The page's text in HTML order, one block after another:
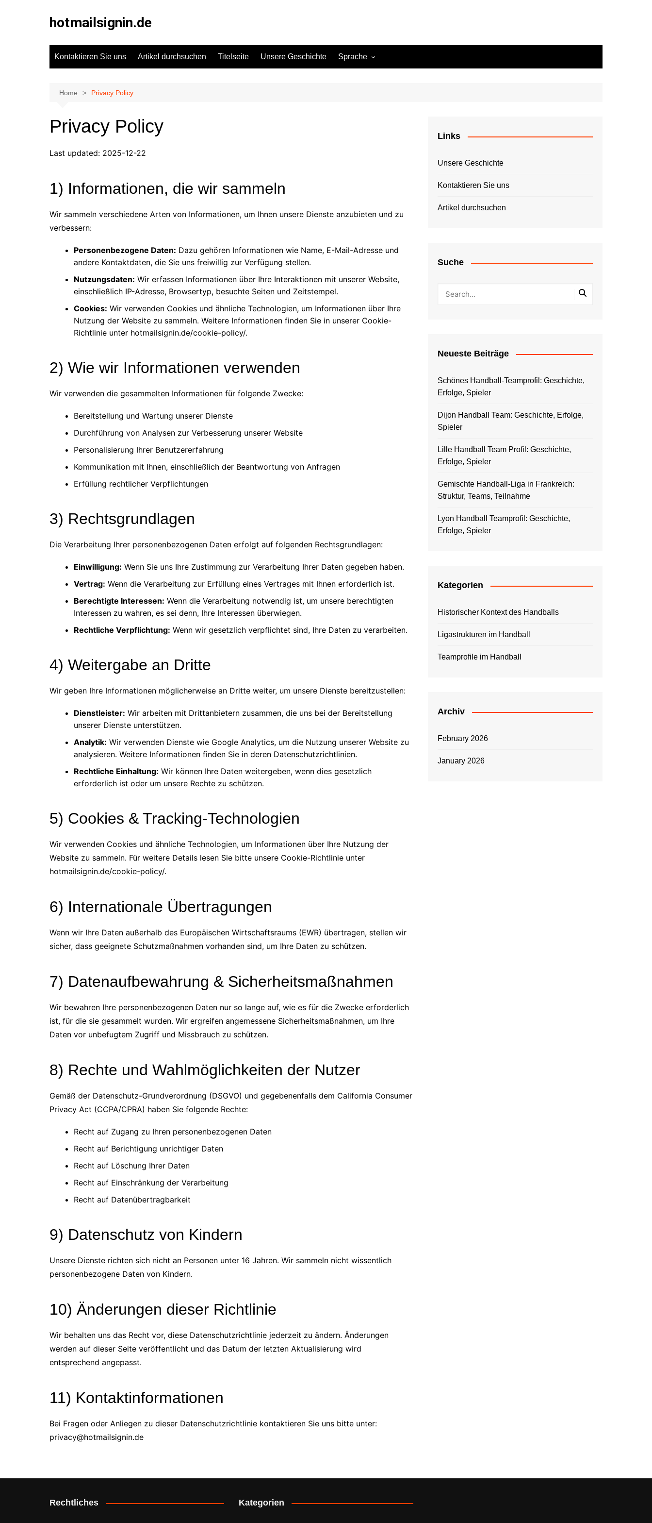
hotmailsignin.de
Kontaktieren Sie uns Artikel durchsuchen Titelseite Unsere Geschichte Sprache
Polish (PL)
Swedish (SE)
Norwegian (NO)
Home Privacy Policy
Privacy Policy
Last updated: 2025-12-22
1) Informationen, die wir sammeln
Wir sammeln verschiedene Arten von Informationen, um Ihnen unsere Dienste anzubieten und zu
verbessern:
Personenbezogene Daten: Dazu gehören Informationen wie Name, E-Mail-Adresse und
andere Kontaktdaten, die Sie uns freiwillig zur Verfügung stellen.
Nutzungsdaten: Wir erfassen Informationen über Ihre Interaktionen mit unserer Website,
einschließlich IP-Adresse, Browsertyp, besuchte Seiten und Zeitstempel.
Cookies: Wir verwenden Cookies und ähnliche Technologien, um Informationen über Ihre
Nutzung der Website zu sammeln. Weitere Informationen finden Sie in unserer Cookie-
Richtlinie unter hotmailsignin.de/cookie-policy/.
2) Wie wir Informationen verwenden
Wir verwenden die gesammelten Informationen für folgende Zwecke:
Bereitstellung und Wartung unserer Dienste
Durchführung von Analysen zur Verbesserung unserer Website
Personalisierung Ihrer Benutzererfahrung
Kommunikation mit Ihnen, einschließlich der Beantwortung von Anfragen
Erfüllung rechtlicher Verpflichtungen
3) Rechtsgrundlagen
Die Verarbeitung Ihrer personenbezogenen Daten erfolgt auf folgenden Rechtsgrundlagen:
Einwilligung: Wenn Sie uns Ihre Zustimmung zur Verarbeitung Ihrer Daten gegeben haben.
Vertrag: Wenn die Verarbeitung zur Erfüllung eines Vertrages mit Ihnen erforderlich ist.
Berechtigte Interessen: Wenn die Verarbeitung notwendig ist, um unsere berechtigten
Interessen zu wahren, es sei denn, Ihre Interessen überwiegen.
Rechtliche Verpflichtung: Wenn wir gesetzlich verpflichtet sind, Ihre Daten zu verarbeiten.
4) Weitergabe an Dritte
Wir geben Ihre Informationen möglicherweise an Dritte weiter, um unsere Dienste bereitzustellen:
Dienstleister: Wir arbeiten mit Drittanbietern zusammen, die uns bei der Bereitstellung
unserer Dienste unterstützen.
Analytik: Wir verwenden Dienste wie Google Analytics, um die Nutzung unserer Website zu
analysieren. Weitere Informationen finden Sie in deren Datenschutzrichtlinien.
Rechtliche Einhaltung: Wir können Ihre Daten weitergeben, wenn dies gesetzlich
erforderlich ist oder um unsere Rechte zu schützen.
5) Cookies & Tracking-Technologien
Wir verwenden Cookies und ähnliche Technologien, um Informationen über Ihre Nutzung der
Website zu sammeln. Für weitere Details lesen Sie bitte unsere Cookie-Richtlinie unter
hotmailsignin.de/cookie-policy/.
6) Internationale Übertragungen
Wenn wir Ihre Daten außerhalb des Europäischen Wirtschaftsraums (EWR) übertragen, stellen wir
sicher, dass geeignete Schutzmaßnahmen vorhanden sind, um Ihre Daten zu schützen.
7) Datenaufbewahrung & Sicherheitsmaßnahmen
Wir bewahren Ihre personenbezogenen Daten nur so lange auf, wie es für die Zwecke erforderlich
ist, für die sie gesammelt wurden. Wir ergreifen angemessene Sicherheitsmaßnahmen, um Ihre
Daten vor unbefugtem Zugriff und Missbrauch zu schützen.
8) Rechte und Wahlmöglichkeiten der Nutzer
Gemäß der Datenschutz-Grundverordnung (DSGVO) und gegebenenfalls dem California Consumer
Privacy Act (CCPA/CPRA) haben Sie folgende Rechte:
Recht auf Zugang zu Ihren personenbezogenen Daten
Recht auf Berichtigung unrichtiger Daten
Recht auf Löschung Ihrer Daten
Recht auf Einschränkung der Verarbeitung
Recht auf Datenübertragbarkeit
9) Datenschutz von Kindern
Unsere Dienste richten sich nicht an Personen unter 16 Jahren. Wir sammeln nicht wissentlich
personenbezogene Daten von Kindern.
10) Änderungen dieser Richtlinie
Wir behalten uns das Recht vor, diese Datenschutzrichtlinie jederzeit zu ändern. Änderungen
werden auf dieser Seite veröffentlicht und das Datum der letzten Aktualisierung wird
entsprechend angepasst.
11) Kontaktinformationen
Bei Fragen oder Anliegen zu dieser Datenschutzrichtlinie kontaktieren Sie uns bitte unter:
privacy@hotmailsignin.de
Links
Unsere Geschichte
Kontaktieren Sie uns
Artikel durchsuchen
Suche
Neueste Beiträge
Schönes Handball-Teamprofil: Geschichte,
Erfolge, Spieler
Dijon Handball Team: Geschichte, Erfolge,
Spieler
Lille Handball Team Profil: Geschichte,
Erfolge, Spieler
Gemischte Handball-Liga in Frankreich:
Struktur, Teams, Teilnahme
Lyon Handball Teamprofil: Geschichte,
Erfolge, Spieler
Kategorien
Historischer Kontext des Handballs
Ligastrukturen im Handball
Teamprofile im Handball
Archiv
February 2026
January 2026
Rechtliches Kategorien